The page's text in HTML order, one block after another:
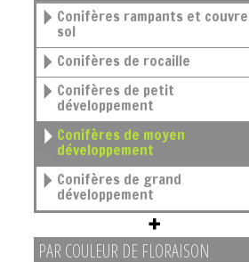
Conifères rampants et couvre-
sol
Conifères de rocaille
Conifères de petit
développement
Conifères de moyen
développement
Conifères de grand
développement
PAR COULEUR DE FLORAISON